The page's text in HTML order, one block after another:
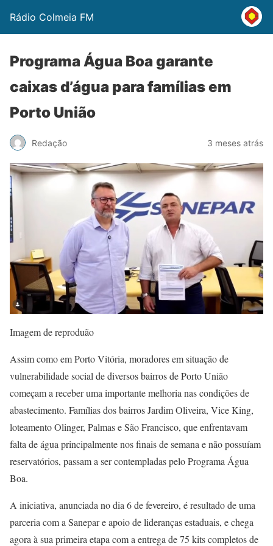
Rádio Colmeia FM
Programa Água Boa garante
caixas d’água para famílias em
Porto União
Redação 3 meses atrás
Imagem de reproduão
Assim como em Porto Vitória, moradores em situação de
vulnerabilidade social de diversos bairros de Porto União
começam a receber uma importante melhoria nas condições de
abastecimento. Famílias dos bairros Jardim Oliveira, Vice King,
loteamento Olinger, Palmas e São Francisco, que enfrentavam
falta de água principalmente nos finais de semana e não possuíam
reservatórios, passam a ser contempladas pelo Programa Água
Boa.
A iniciativa, anunciada no dia 6 de fevereiro, é resultado de uma
parceria com a Sanepar e apoio de lideranças estaduais, e chega
agora à sua primeira etapa com a entrega de 75 kits completos de